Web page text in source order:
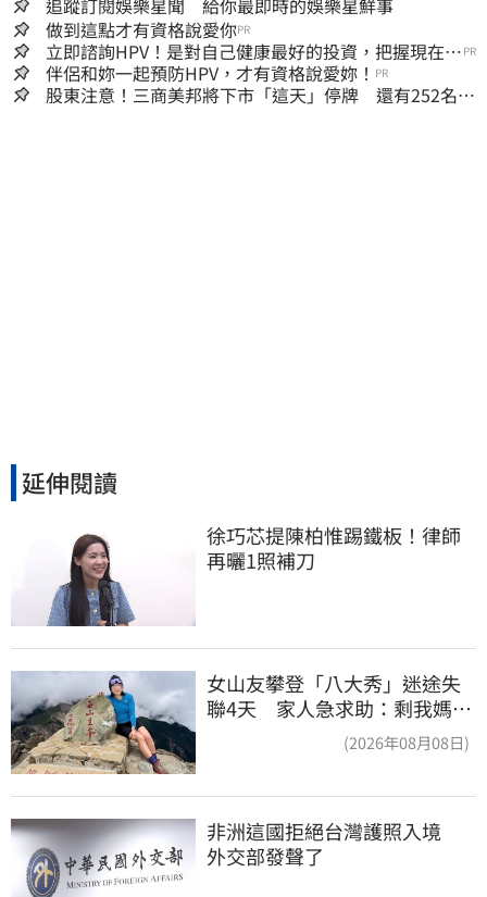
做到這點才有資格說愛你PR
立即諮詢HPV！是對自己健康最好的投資，把握現在不
嫌晚！
PR
伴侶和妳一起預防HPV，才有資格說愛妳！ PR
股東注意！三商美邦將下市「這天」停牌 還有252名千
延伸閱讀
徐巧芯提陳柏惟踢鐵板！律師
再曬1照補刀
女山友攀登「八大秀」迷途失
聯4天 家人急求助：剩我媽還
(2026年08月08日)
非洲這國拒絕台灣護照入境
外交部發聲了